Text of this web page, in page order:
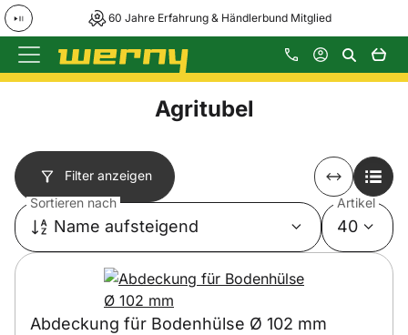
60 Jahre Erfahrung & Händlerbund Mitglied
Zum Hauptinhalt springen
Agritubel
Filter anzeigen
Sortieren nach
Name aufsteigend
Artikel
40
Abdeckung für Bodenhülse Ø 102 mm